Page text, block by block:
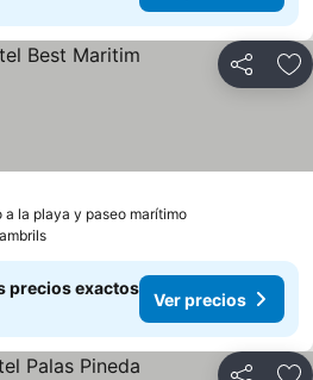
Compartir
la playa y paseo marítimo
precios exactos
Ver precios